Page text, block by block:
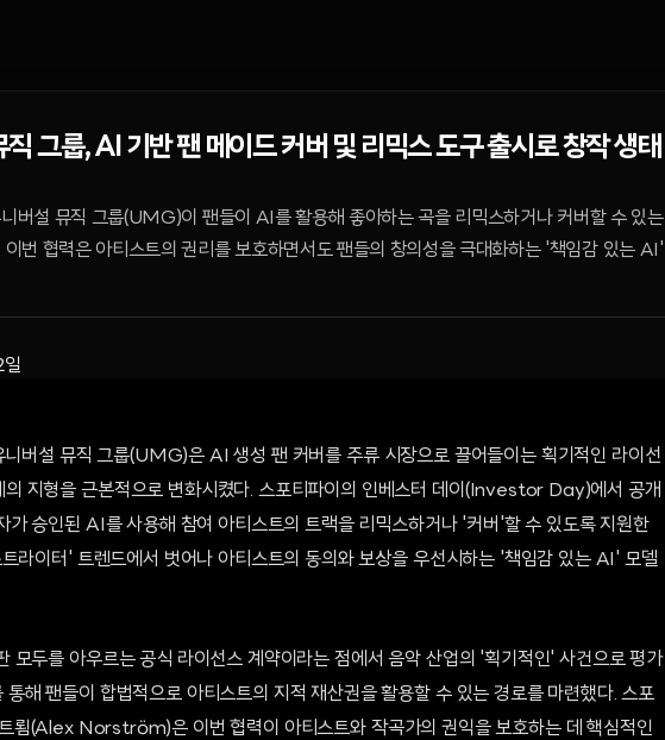
그룹, AI 기반 팬 메이드 커버 및 리믹스 도구 출시로 창작 생태
버설 뮤직 그룹(UMG)이 팬들이 AI를 활용해 좋아하는 곡을 리믹스하거나 커버할 수 있는
번 협력은 아티스트의 권리를 보호하면서도 팬들의 창의성을 극대화하는 '책임감 있는 AI'
버설 뮤직 그룹(UMG)은 AI 생성 팬 커버를 주류 시장으로 끌어들이는 획기적인 라이선
의 지형을 근본적으로 변화시켰다. 스포티파이의 인베스터 데이(Investor Day)에서 공개
가 승인된 AI를 사용해 참여 아티스트의 트랙을 리믹스하거나 '커버'할 수 있도록 지원한
라이터' 트렌드에서 벗어나 아티스트의 동의와 보상을 우선시하는 '책임감 있는 AI' 모델
모두를 아우르는 공식 라이선스 계약이라는 점에서 음악 산업의 '획기적인' 사건으로 평가
해 팬들이 합법적으로 아티스트의 지적 재산권을 활용할 수 있는 경로를 마련했다. 스포
룀(Alex Norström)은 이번 협력이 아티스트와 작곡가의 권익을 보호하는 데 핵심적인